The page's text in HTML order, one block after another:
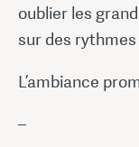
oublier les
sur des rythmes
L’ambiance
–